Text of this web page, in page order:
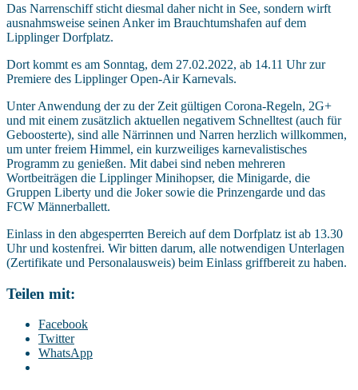
Das Narrenschiff sticht diesmal daher nicht in See, sondern wirft
ausnahmsweise seinen Anker im Brauchtumshafen auf dem
Lipplinger Dorfplatz.
Dort kommt es am Sonntag, dem 27.02.2022, ab 14.11 Uhr zur
Premiere des Lipplinger Open-Air Karnevals.
Unter Anwendung der zu der Zeit gültigen Corona-Regeln, 2G+
und mit einem zusätzlich aktuellen negativem Schnelltest (auch für
Geboosterte), sind alle Närrinnen und Narren herzlich willkommen,
um unter freiem Himmel, ein kurzweiliges karnevalistisches
Programm zu genießen. Mit dabei sind neben mehreren
Wortbeiträgen die Lipplinger Minihopser, die Minigarde, die
Gruppen Liberty und die Joker sowie die Prinzengarde und das
FCW Männerballett.
Einlass in den abgesperrten Bereich auf dem Dorfplatz ist ab 13.30
Uhr und kostenfrei. Wir bitten darum, alle notwendigen Unterlagen
(Zertifikate und Personalausweis) beim Einlass griffbereit zu haben.
Teilen mit:
Facebook
Twitter
WhatsApp